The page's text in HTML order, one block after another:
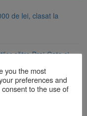
de lei, clasat la
către Brai-Cata și
au fost demolate
you the most
preferences and
consent to the use of